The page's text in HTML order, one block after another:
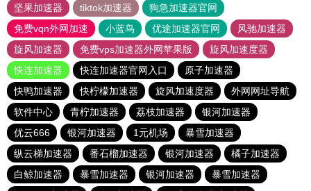
坚果加速器
tiktok加速器
狗急加速器官网
免费vqn外网加速
小蓝鸟 优途加速器官网
风驰加速器
旋风加速器
免费vps加速器外网苹果版
旋风加速度器
快连加速器
快连加速器官网入口
原子加速器
快鸭加速器
快柠檬加速器 旋风加速度器
外网网址导航
软件中心
青柠加速器 荔枝加速器
银河加速器
优云666
银河加速器 1元机场
暴雪加速器
纵云梯加速器
番石榴加速器 银河加速器
橘子加速器
白鲸加速器
暴雪加速器 银河加速器
暴雪加速器